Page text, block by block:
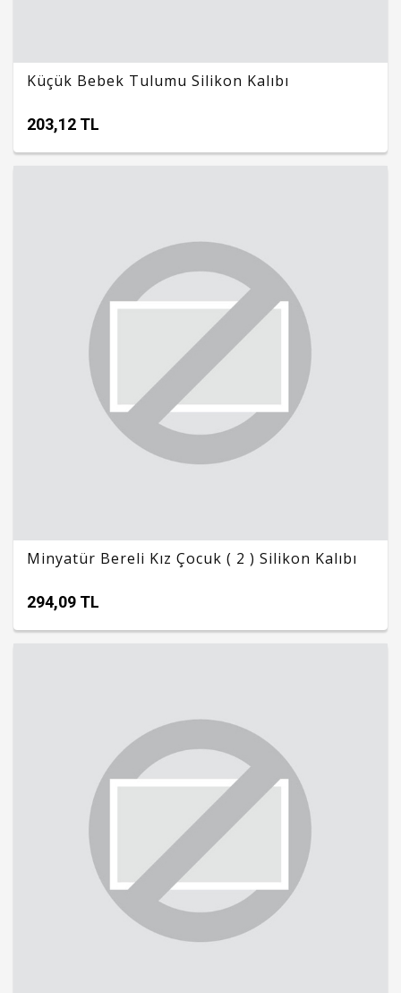
Küçük Bebek Tulumu Silikon Kalıbı
203,12 TL
Minyatür Bereli Kız Çocuk ( 2 ) Silikon Kalıbı
294,09 TL